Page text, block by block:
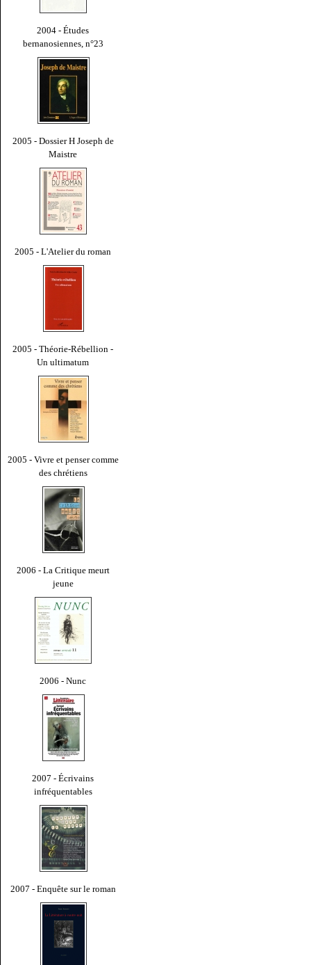
2004 - Études
bernanosiennes, n°23
2005 - Dossier H Joseph de
Maistre
2005 - L'Atelier du roman
2005 - Théorie-Rébellion -
Un ultimatum
2005 - Vivre et penser comme
des chrétiens
2006 - La Critique meurt
jeune
2006 - Nunc
2007 - Écrivains
infréquentables
2007 - Enquête sur le roman